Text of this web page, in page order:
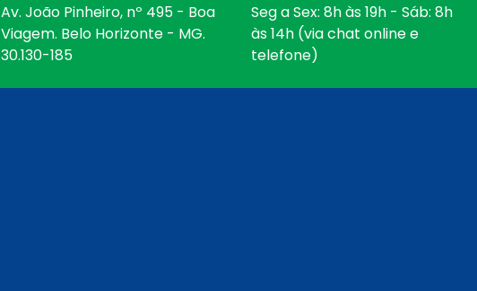
Av. João Pinheiro, nº 495 - Boa
Viagem. Belo Horizonte - MG.
30.130-185
Seg a Sex: 8h às 19h - Sáb: 8h
às 14h (via chat online e
telefone)